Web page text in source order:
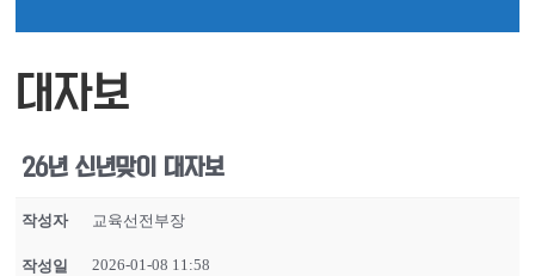
대자보
26년 신년맞이 대자보
작성자 교육선전부장
작성일 2026-01-08 11:58